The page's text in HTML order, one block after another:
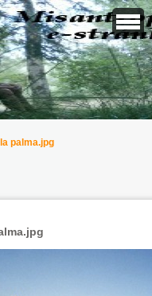
palma.jpg